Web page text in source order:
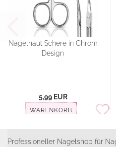
Nagelhaut Schere in Chrom
Design
5,99 EUR
WARENKORB
Professioneller Nagelshop für